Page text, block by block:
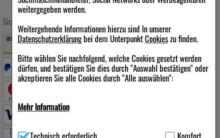
weitergegeben werden.
Weitergehende Informationen hierzu sind In unserer
Datenschutzerklärungbei dem UnterpunktCookieszu finden.
Bitte wählen Sie nachfolgend, welche Cookies gesetzt werden
dürfen, und bestätigen Sie dies durch "Auswahl bestätigen" oder
akzeptieren Sie alle Cookies durch "Alle auswählen":
Mehr Information
Sichere Zahlung
Qualität & Sicherheit